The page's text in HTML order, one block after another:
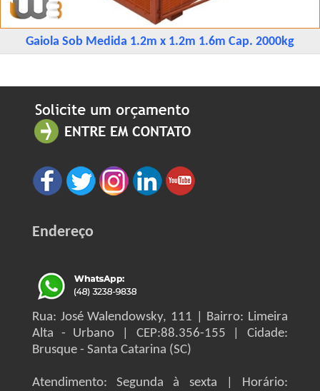
Gaiola Sob Medida 1.2m x 1.2m 1.6m Cap. 2000kg
Endereço
Rua: José Walendowsky, 111 | Bairro: Limeira
Alta - Urbano | CEP:88.356-155 | Cidade:
Brusque - Santa Catarina (SC)
Atendimento: Segunda à sexta | Horário: